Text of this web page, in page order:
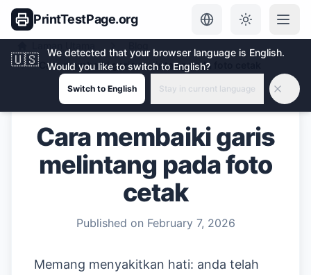
PrintTestPage.org
🇺🇸
We detected that your browser language is English.
Would you like to switch to English?
Switch to English Stay in current language
Cara membaiki garis melintang pada foto cetak
Cara membaiki garis
melintang pada foto
cetak
Published on February 7, 2026
Memang menyakitkan hati: anda telah